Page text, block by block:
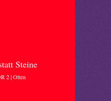
Steine
2 | Otten